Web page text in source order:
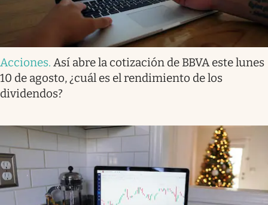
Acciones. Así abre la cotización de BBVA este lunes
10 de agosto, ¿cuál es el rendimiento de los
dividendos?